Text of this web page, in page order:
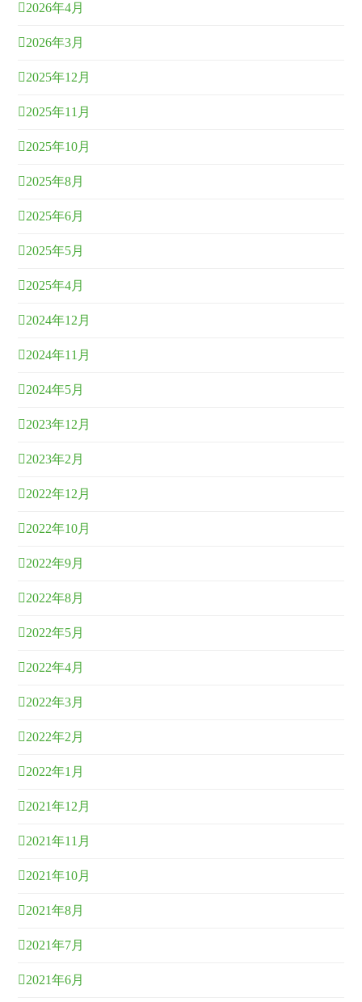
2026年4月
2026年3月
2025年12月
2025年11月
2025年10月
2025年8月
2025年6月
2025年5月
2025年4月
2024年12月
2024年11月
2024年5月
2023年12月
2023年2月
2022年12月
2022年10月
2022年9月
2022年8月
2022年5月
2022年4月
2022年3月
2022年2月
2022年1月
2021年12月
2021年11月
2021年10月
2021年8月
2021年7月
2021年6月